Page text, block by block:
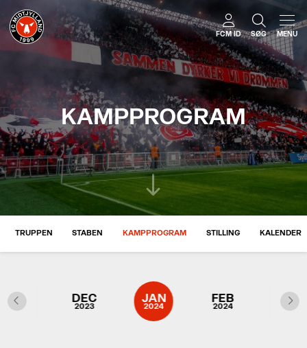
FCM ID SØG MENU
KAMPPROGRAM
TRUPPEN STABEN KAMPPROGRAM STILLING KALENDER
NOV
2023
DEC
2023
JAN
2024
FEB
2024
MAR
2024